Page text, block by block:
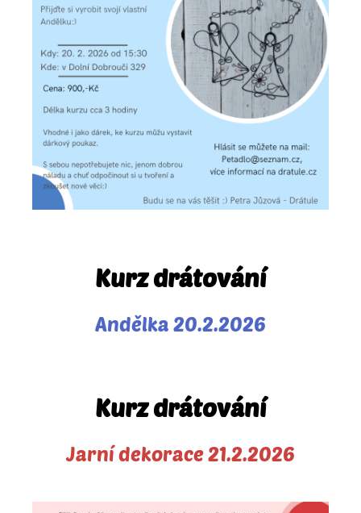
Kurz drátování
Andělka 20.2.2026
Kurz drátování
Jarní dekorace 21.2.2026